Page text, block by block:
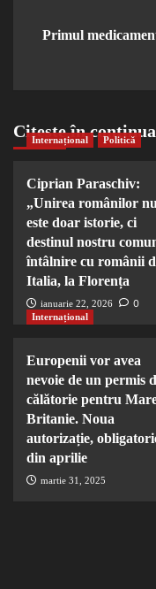
Primul
Citește în
Internațional Politică
Ciprian Paraschiv:
„Unirea românilor
este doar istorie, ci
destinul nostru
întâlnire cu românii
Italia, la Florența
ianuarie 22, 2026 0
Internațional
Europenii vor avea
nevoie de un permis
călătorie pentru
Britanie. Noua
autorizație,
din aprilie
martie 31, 2025